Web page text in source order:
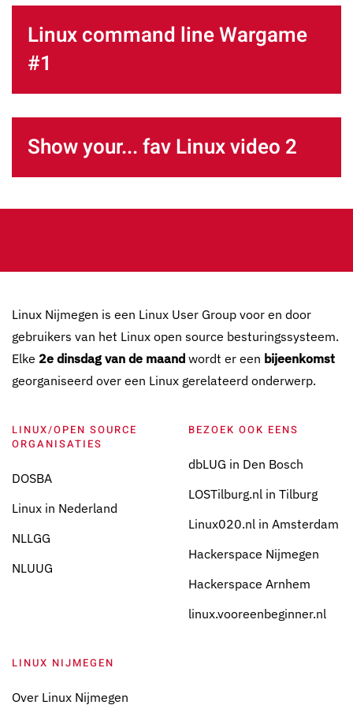
Linux command line Wargame
#1
Show your... fav Linux video 2
Linux Nijmegen is een Linux User Group voor en door
gebruikers van het Linux open source besturingssysteem.
Elke 2e dinsdag van de maand wordt er een bijeenkomst
georganiseerd over een Linux gerelateerd onderwerp.
LINUX/OPEN SOURCE
ORGANISATIES
DOSBA
Linux in Nederland
NLLGG
NLUUG
BEZOEK OOK EENS
dbLUG in Den Bosch
LOSTilburg.nl in Tilburg
Linux020.nl in Amsterdam
Hackerspace Nijmegen
Hackerspace Arnhem
linux.vooreenbeginner.nl
LINUX NIJMEGEN
Over Linux Nijmegen